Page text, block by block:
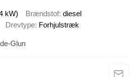
kW) Brændstof diesel
Drevtype Forhjulstræk
Glun